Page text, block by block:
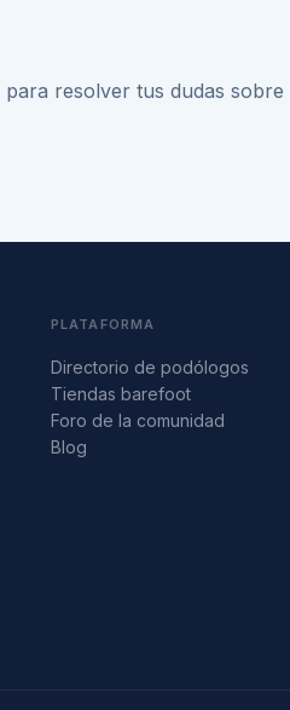
para resolver tus dudas sobre
PLATAFORMA
Directorio de podólogos
Tiendas barefoot
Foro de la comunidad
Blog